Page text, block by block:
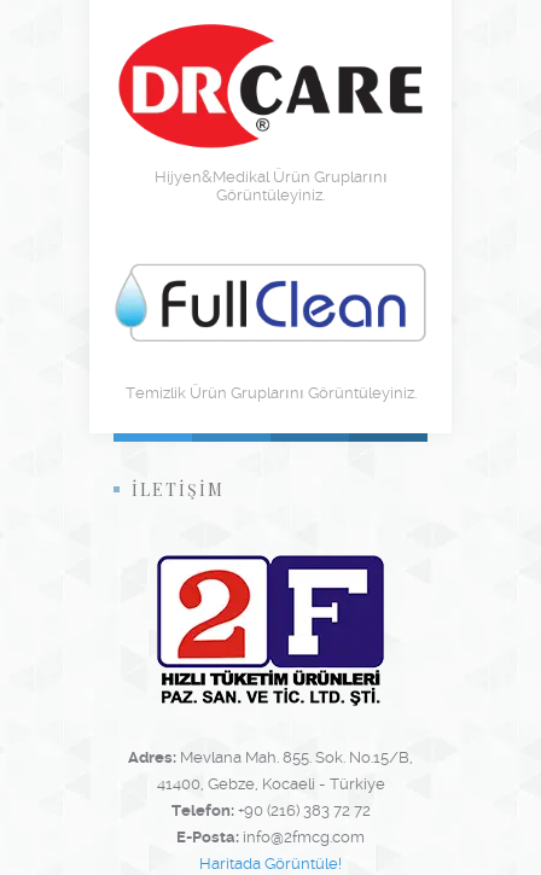
Hijyen&Medikal Ürün Gruplarını
Görüntüleyiniz.
Temizlik Ürün Gruplarını Görüntüleyiniz.
İLETİŞİM
Adres: Mevlana Mah. 855. Sok. No.15/B,
41400, Gebze, Kocaeli - Türkiye
Telefon:+90 (216) 383 72 72
E-Posta: info@2fmcg.com
Haritada Görüntüle!